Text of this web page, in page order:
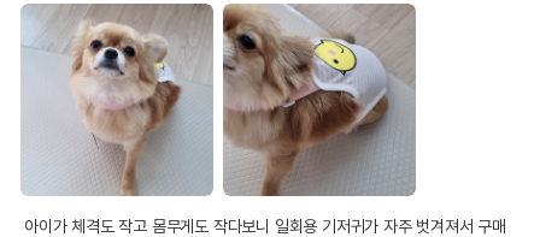
아이가 체격도 작고 몸무게도 작다보니 일회용 기저귀가 자주 벗겨져서 구매